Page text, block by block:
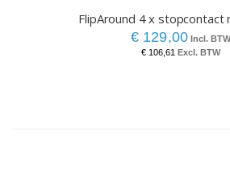
FlipAround 4 x stopcontact
€ 129,00
€ 106,61